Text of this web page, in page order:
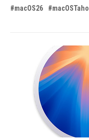
#macOS26